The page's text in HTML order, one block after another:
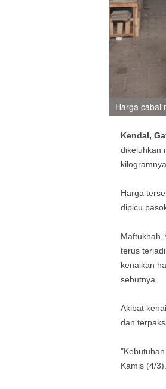
Harga cabai
Kendal,
dikeluhkan
kilogramnya.
Harga
dipicu
Maftukhah,
terus
kenaikan
sebutnya.
Akibat
dan
Kamis (4/3).